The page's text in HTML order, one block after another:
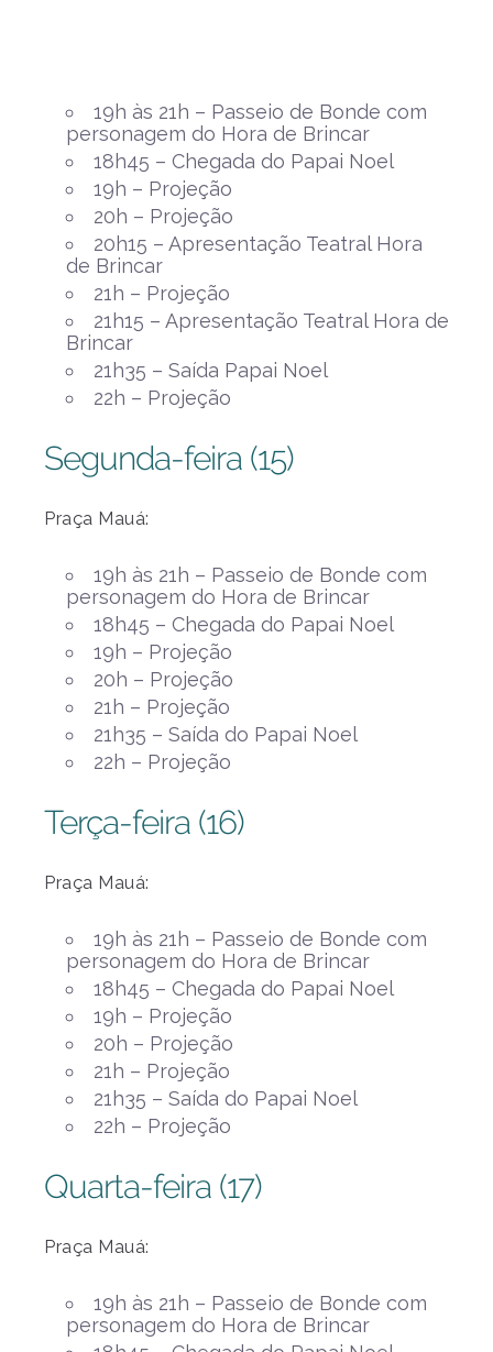
19h às 21h – Passeio de Bonde com
personagem do Hora de Brincar
18h45 – Chegada do Papai Noel
19h – Projeção
20h – Projeção
20h15 – Apresentação Teatral Hora
de Brincar
21h – Projeção
21h15 – Apresentação Teatral Hora de
Brincar
21h35 – Saída Papai Noel
22h – Projeção
Segunda-feira (15)
Praça Mauá:
19h às 21h – Passeio de Bonde com
personagem do Hora de Brincar
18h45 – Chegada do Papai Noel
19h – Projeção
20h – Projeção
21h – Projeção
21h35 – Saída do Papai Noel
22h – Projeção
Terça-feira (16)
Praça Mauá:
19h às 21h – Passeio de Bonde com
personagem do Hora de Brincar
18h45 – Chegada do Papai Noel
19h – Projeção
20h – Projeção
21h – Projeção
21h35 – Saída do Papai Noel
22h – Projeção
Quarta-feira (17)
Praça Mauá:
19h às 21h – Passeio de Bonde com
personagem do Hora de Brincar